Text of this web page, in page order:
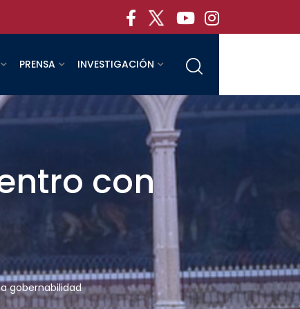
PRENSA INVESTIGACIÓN
con
gobernabilidad